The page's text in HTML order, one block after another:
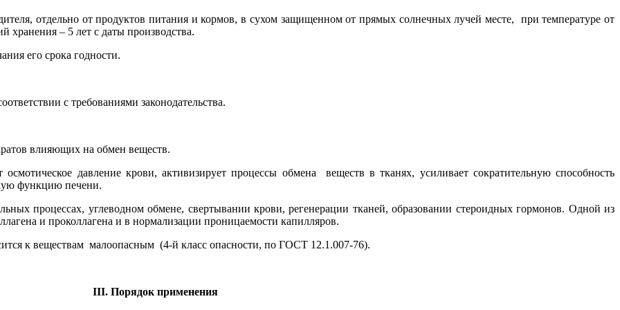
отдельно от продуктов питания и кормов, в сухом защищенном от прямых солнечных лучей месте, при температуре от
– 5 лет с даты производства.
его срока годности.
с требованиями законодательства.
влияющих на обмен веществ.
давление крови, активизирует процессы обмена веществ в тканях, усиливает сократительную способность
функцию печени.
процессах, углеводном обмене, свертывании крови, регенерации тканей, образовании стероидных гормонов. Одной из
и проколлагена и в нормализации проницаемости капилляров.
к веществам малоопасным (4-й класс опасности, по ГОСТ 12.1.007-76).
III. Порядок применения